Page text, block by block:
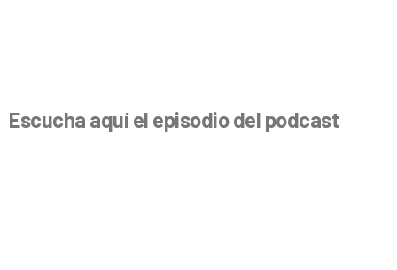
Escucha aquí el episodio del podcast